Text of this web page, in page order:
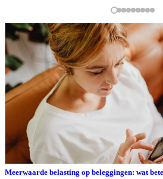
Meerwaarde belasting op beleggingen: wat